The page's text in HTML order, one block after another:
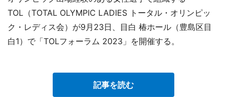
TOL（TOTAL OLYMPIC LADIES トータル・オリンピッ
ク・レディス会）が9月23日、目白 椿ホール（豊島区目
白1）で「TOLフォーラム 2023」を開催する。
記事を読む